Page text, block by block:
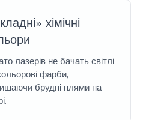
хімічні
лазерів не бачать світлі
фарби,
брудні плями на